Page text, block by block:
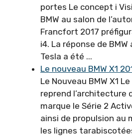
portes Le concept i
BMW au salon de
Francfort 2017
i4. La réponse de
Tesla a été ...
Le nouveau BMW X1
Le Nouveau BMW X1
reprend l’architecture
marque le Série 2
ainsi de propulsion au
les lignes